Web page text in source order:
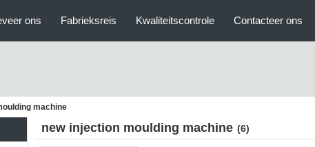
ons Fabrieksreis Kwaliteitscontrole Contacteer ons
machine
new injection moulding machine (6)